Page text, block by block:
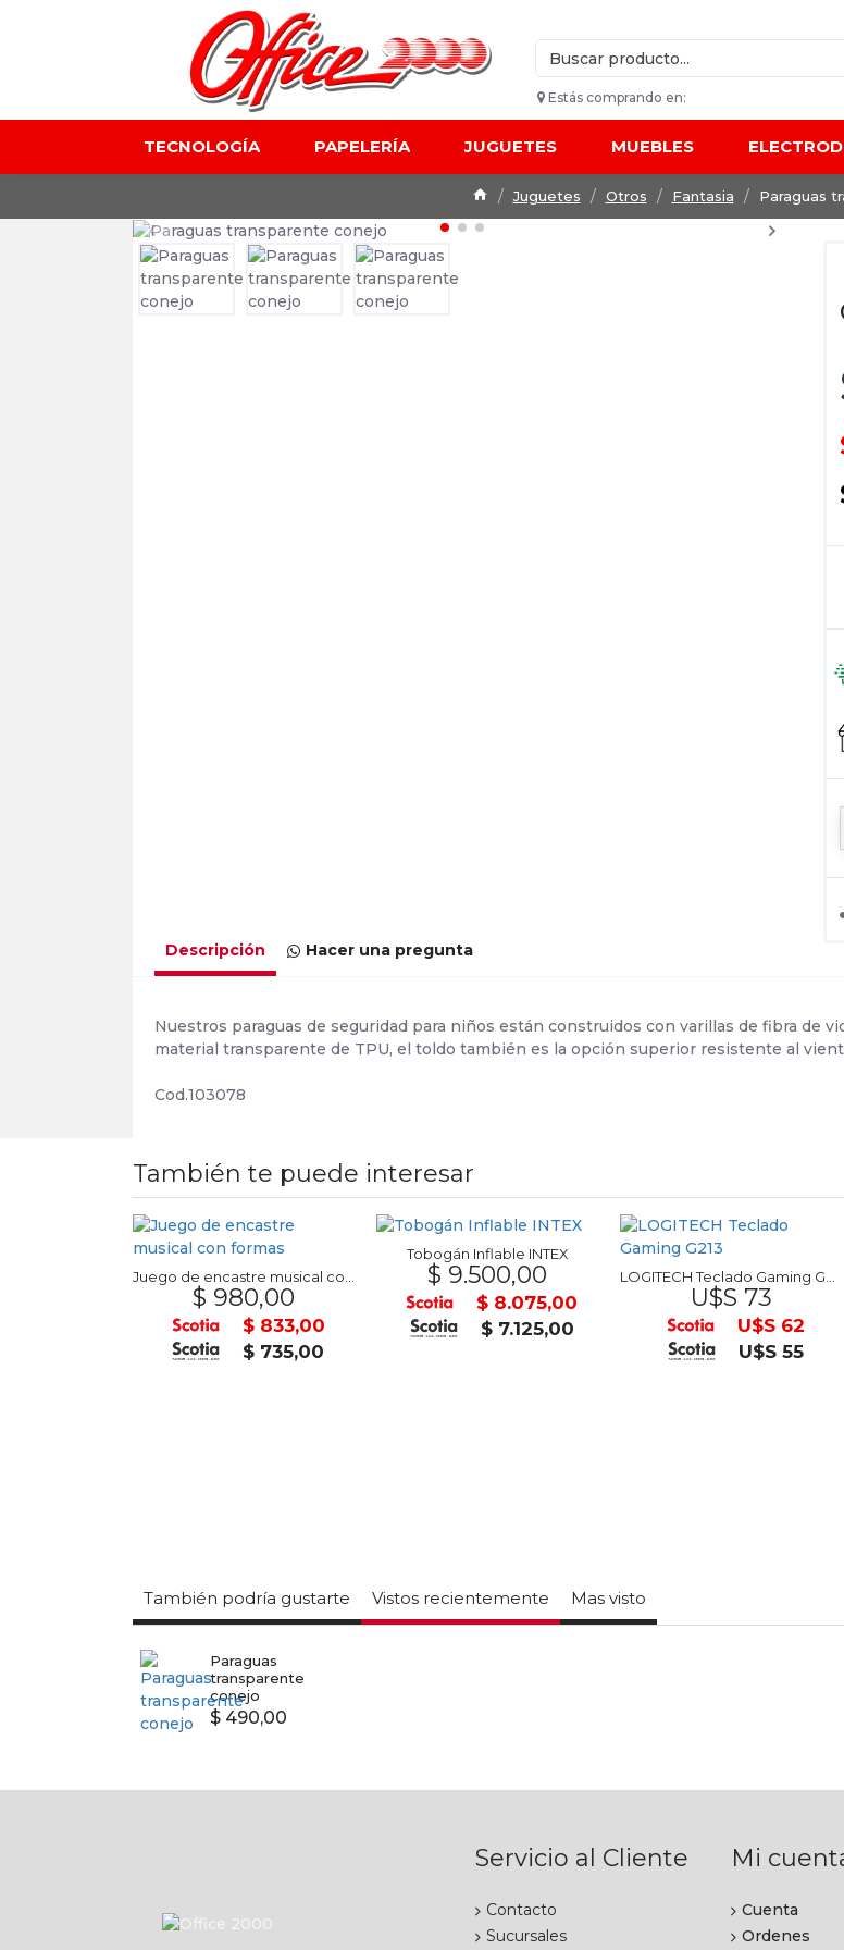
Estás comprando en:
TECNOLOGÍA PAPELERÍA JUGUETES MUEBLES
Juguetes Otros Fantasia Paraguas
Descripción Hacer una pregunta
Nuestros paraguas de seguridad para niños están construidos con varillas de fibra de
material transparente de TPU, el toldo también es la opción superior resistente al
Cod.103078
También te puede interesar
$ 980,00
$ 833,00
$ 735,00
Tobogán Inflable INTEX
$ 9.500,00
$ 8.075,00
$ 7.125,00
U$S 73
U$S 62
U$S 55
También podría gustarte Vistos recientemente Mas visto
Paraguas
transparente
conejo
$ 490,00
Servicio al Cliente
Contacto
Sucursales
Mi
Cuenta
Ordenes